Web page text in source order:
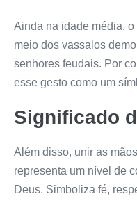
Ainda na idade média,
meio dos vassalos
senhores feudais. Por
esse gesto como um
Significado
Além disso, unir as
representa um nível de
Deus. Simboliza fé,